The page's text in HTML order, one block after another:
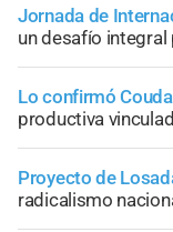
Jornada de
un desafío integral
Lo confirmó
productiva
Proyecto de
radicalismo